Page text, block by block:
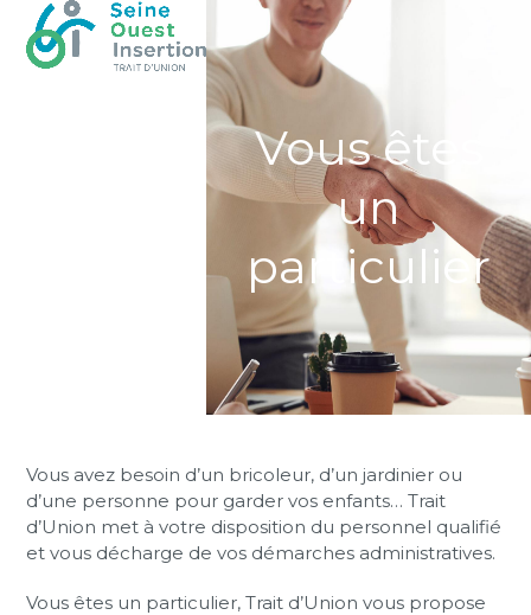
content
Open
mobile
Close
mobile
Vous êtes
un
particulier
Vous avez besoin d’un bricoleur, d’un jardinier ou
d’une personne pour garder vos enfants… Trait
d’Union met à votre disposition du personnel qualifié
et vous décharge de vos démarches administratives.
Vous êtes un particulier, Trait d’Union vous propose